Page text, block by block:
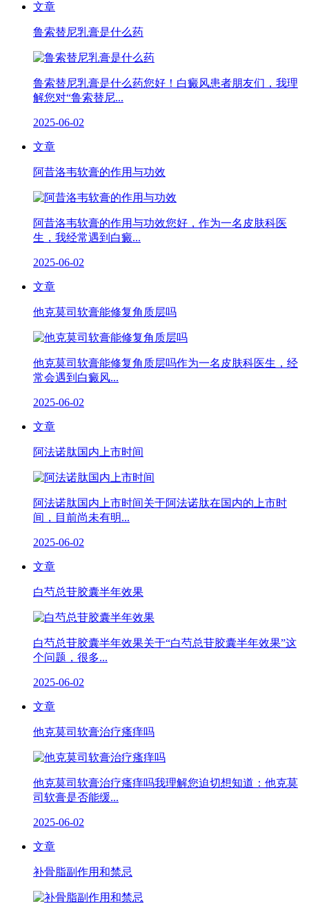
文章
鲁索替尼乳膏是什么药
鲁索替尼乳膏是什么药您好！白癜风患者朋友们，我理
解您对“鲁索替尼...
2025-06-02
文章
阿昔洛韦软膏的作用与功效
阿昔洛韦软膏的作用与功效您好，作为一名皮肤科医
生，我经常遇到白癜...
2025-06-02
文章
他克莫司软膏能修复角质层吗
他克莫司软膏能修复角质层吗作为一名皮肤科医生，经
常会遇到白癜风...
2025-06-02
文章
阿法诺肽国内上市时间
阿法诺肽国内上市时间关于阿法诺肽在国内的上市时
间，目前尚未有明...
2025-06-02
文章
白芍总苷胶囊半年效果
白芍总苷胶囊半年效果关于“白芍总苷胶囊半年效果”这
个问题，很多...
2025-06-02
文章
他克莫司软膏治疗瘙痒吗
他克莫司软膏治疗瘙痒吗我理解您迫切想知道：他克莫
司软膏是否能缓...
2025-06-02
文章
补骨脂副作用和禁忌